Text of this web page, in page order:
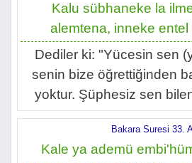
Kalu sübhaneke la
alemtena, inneke entel
Dediler ki: "Yücesin sen
senin bize öğrettiğinden
yoktur. Şüphesiz sen
Bakara Suresi 33.
Kale ya ademü